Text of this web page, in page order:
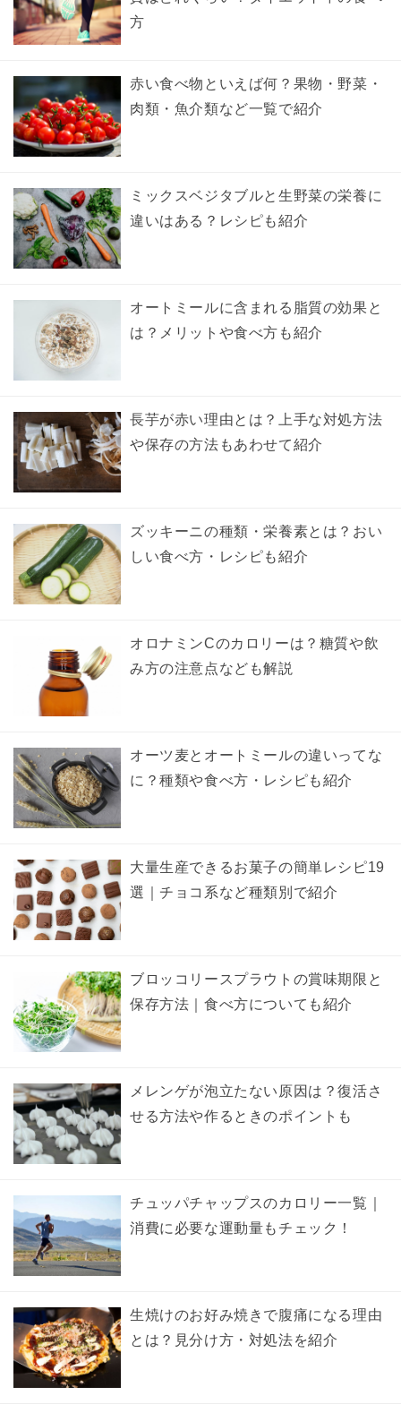
方
赤い食べ物といえば何？果物・野菜・
肉類・魚介類など一覧で紹介
ミックスベジタブルと生野菜の栄養に
違いはある？レシピも紹介
オートミールに含まれる脂質の効果と
は？メリットや食べ方も紹介
長芋が赤い理由とは？上手な対処方法
や保存の方法もあわせて紹介
ズッキーニの種類・栄養素とは？おい
しい食べ方・レシピも紹介
オロナミンCのカロリーは？糖質や飲
み方の注意点なども解説
オーツ麦とオートミールの違いってな
に？種類や食べ方・レシピも紹介
大量生産できるお菓子の簡単レシピ19
選｜チョコ系など種類別で紹介
ブロッコリースプラウトの賞味期限と
保存方法｜食べ方についても紹介
メレンゲが泡立たない原因は？復活さ
せる方法や作るときのポイントも
チュッパチャップスのカロリー一覧｜
消費に必要な運動量もチェック！
生焼けのお好み焼きで腹痛になる理由
とは？見分け方・対処法を紹介